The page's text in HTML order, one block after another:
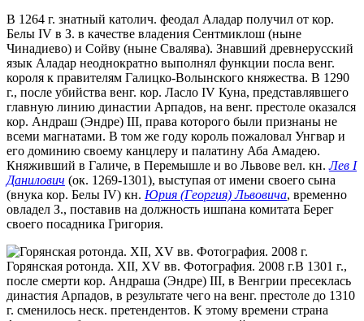
В 1264 г. знатный католич. феодал Аладар получил от кор.
Белы IV в З. в качестве владения Сентмиклош (ныне
Чинадиево) и Сойву (ныне Свалява). Знавший древнерусский
язык Аладар неоднократно выполнял функции посла венг.
короля к правителям Галицко-Волынского княжества. В 1290
г., после убийства венг. кор. Ласло IV Куна, представлявшего
главную линию династии Арпадов, на венг. престоле оказался
кор. Андраш (Эндре) III, права которого были признаны не
всеми магнатами. В том же году король пожаловал Унгвар и
его доминию своему канцлеру и палатину Аба Амадею.
Княживший в Галиче, в Перемышле и во Львове вел. кн.Лев I
Данилович (ок. 1269-1301), выступая от имени своего сына
(внука кор. Белы IV) кн. Юрия (Георгия) Львовича, временно
овладел З., поставив на должность ишпана комитата Берег
своего посадника Григория.
Горянская ротонда. XII, XV вв. Фотография. 2008 г.В 1301 г.,
после смерти кор. Андраша (Эндре) III, в Венгрии пресеклась
династия Арпадов, в результате чего на венг. престоле до 1310
г. сменилось неск. претендентов. К этому времени страна